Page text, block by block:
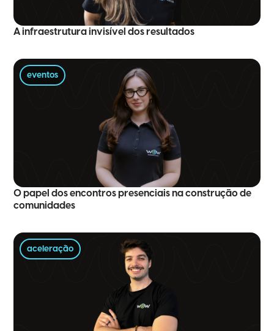
A infraestrutura invisível dos resultados
eventos
O papel dos encontros presenciais na construção de
comunidades
aceleração